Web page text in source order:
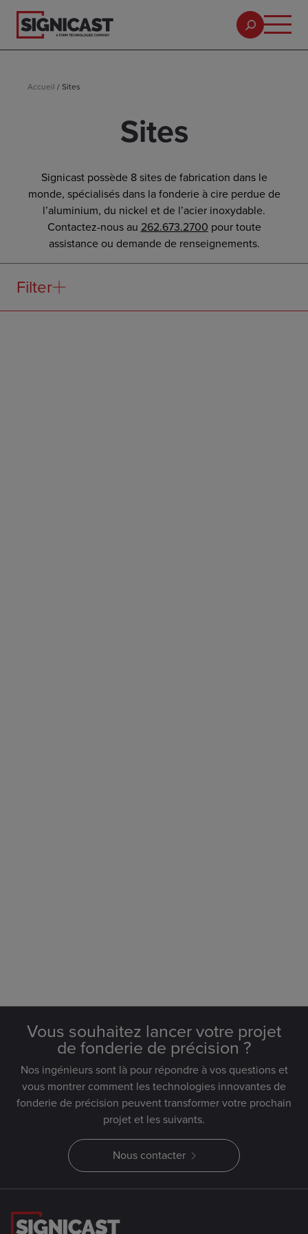
Accueil /Sites
Sites
Signicast possède 8 sites de fabrication dans le
monde, spécialisés dans la fonderie à cire perdue de
l’aluminium, du nickel et de l’acier inoxydable.
Contactez-nous au 262.673.2700 pour toute
assistance ou demande de renseignements.
Filter
Vous souhaitez lancer votre projet
de fonderie de précision ?
Nos ingénieurs sont là pour répondre à vos questions et
vous montrer comment les technologies innovantes de
fonderie de précision peuvent transformer votre prochain
projet et les suivants.
Nous contacter